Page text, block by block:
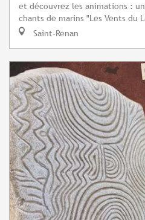
et découvrez les animations :
chants de marins "Les Vents du
Saint-Renan